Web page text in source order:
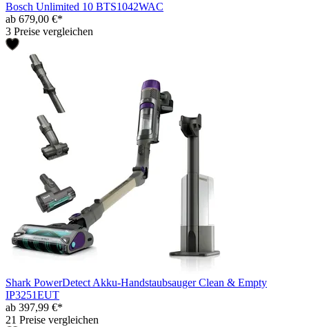
Bosch Unlimited 10 BTS1042WAC
ab 679,00 €*
3 Preise vergleichen
Shark PowerDetect Akku-Handstaubsauger Clean & Empty
IP3251EUT
ab 397,99 €*
21 Preise vergleichen